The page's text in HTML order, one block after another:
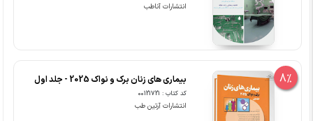
انتشارات آناطب
8% بیماری های زنان برک و نواک 2025 - جلد اول
کد کتاب : 00121721
انتشارات آرتین طب